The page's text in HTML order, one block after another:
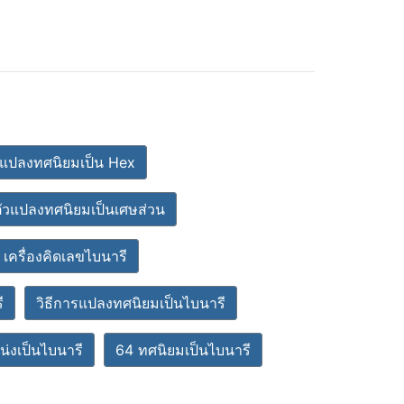
ปลงทศนิยมเป็น Hex
แปลงทศนิยมเป็นเศษส่วน
เครื่องคิดเลขไบนารี
วิธีการแปลงทศนิยมเป็นไบนารี
เป็นไบนารี 64 ทศนิยมเป็นไบนารี